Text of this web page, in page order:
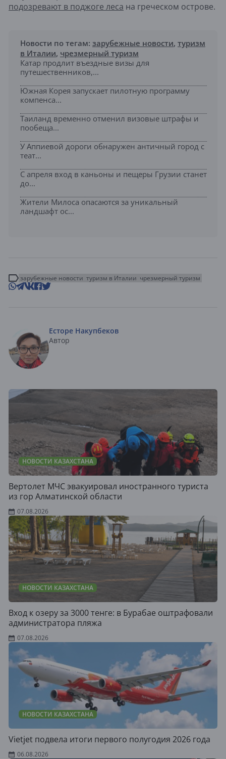
подозревают в поджоге леса на греческом острове.
Новости по тегам: зарубежные новости, туризм
в Италии, чрезмерный туризм
Катар продлит въездные визы для
путешественников,...
Южная Корея запускает пилотную программу
компенса...
Таиланд временно отменил визовые штрафы и
пообеща...
У Аппиевой дороги обнаружен античный город с
теат...
С апреля вход в каньоны и пещеры Грузии станет
до...
Жители Милоса опасаются за уникальный
ландшафт ос...
зарубежные новости туризм в Италии чрезмерный туризм
Есторе Накупбеков
Автор
НОВОСТИ КАЗАХСТАНА
Вертолет МЧС эвакуировал иностранного туриста
из гор Алматинской области
07.08.2026
НОВОСТИ КАЗАХСТАНА
Вход к озеру за 3000 тенге: в Бурабае оштрафовали
администратора пляжа
07.08.2026
НОВОСТИ КАЗАХСТАНА
Vietjet подвела итоги первого полугодия 2026 года
06.08.2026